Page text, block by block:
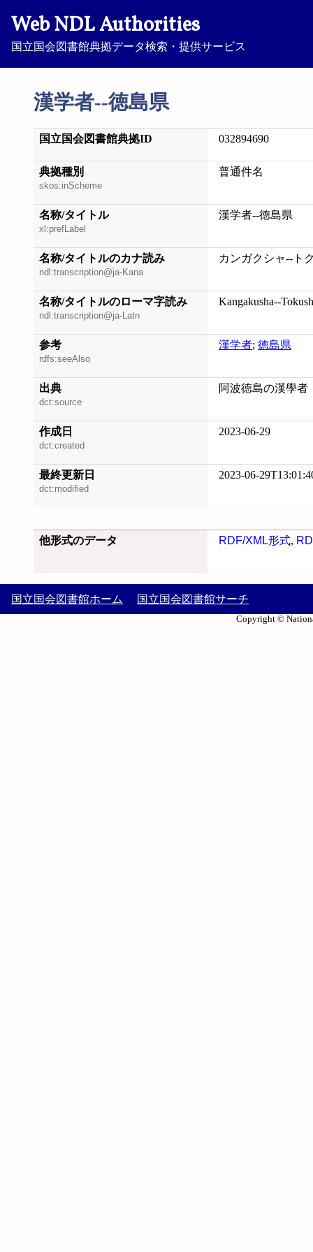
Web NDL Authorities
国立国会図書館典拠データ検索・提供サービス
漢学者--徳島県
国立国会図書館典拠ID 032894690
典拠種別
skos:inScheme
普通件名
名称/タイトル
xl:prefLabel
漢学者--徳島県
名称/タイトルのカナ読み
ndl:transcription@ja-Kana
カンガクシャ--ト
名称/タイトルのローマ字読み
ndl:transcription@ja-Latn
Kangakusha--
参考
rdfs:seeAlso
漢学者; 徳島県
出典
dct:source
阿波徳島の漢學者
作成日
dct:created
2023-06-29
最終更新日
dct:modified
2023-06-
他形式のデータ RDF/XML形式,
国立国会図書館ホーム 国立国会図書館サーチ
Copyright ©